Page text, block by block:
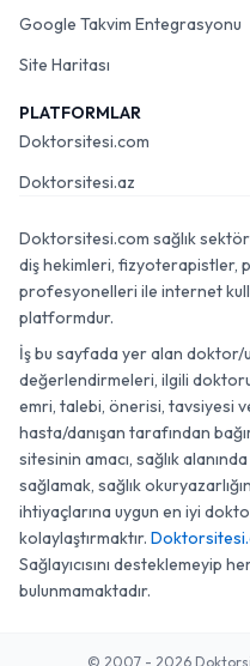
Google Takvim Entegrasyonu
Site Haritası
PLATFORMLAR
Doktorsitesi.com
Doktorsitesi.az
Doktorsitesi.com sağlık
diş hekimleri, fizyoterapistler,
profesyonelleri ile internet
platformdur.
İş bu sayfada yer alan doktor/
değerlendirmeleri, ilgili
emri, talebi, önerisi, tavsiyesi
hasta/danışan tarafından
sitesinin amacı, sağlık
sağlamak, sağlık
ihtiyaçlarına uygun en iyi
kolaylaştırmaktır.
Sağlayıcısını desteklemeyip
bulunmamaktadır.
© 2007 - 2026